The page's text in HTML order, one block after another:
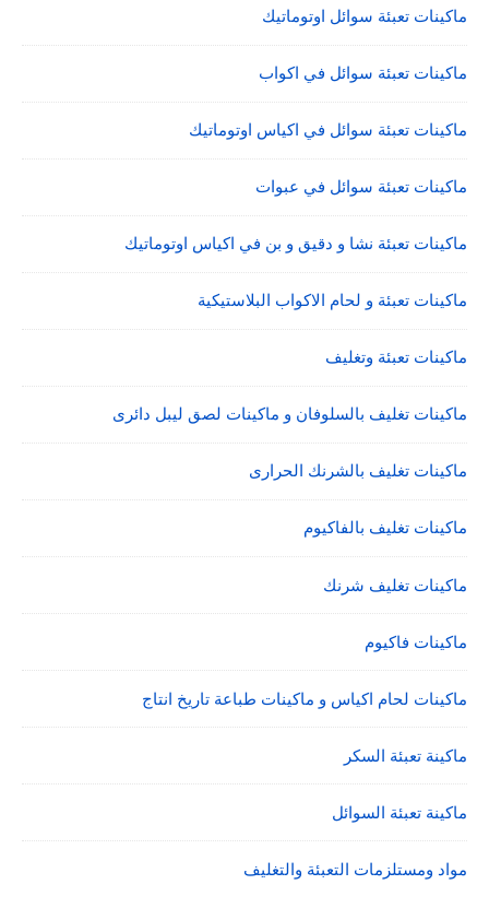
ماكينات تعبئة سوائل اوتوماتيك
ماكينات تعبئة سوائل في اكواب
ماكينات تعبئة سوائل في اكياس اوتوماتيك
ماكينات تعبئة سوائل في عبوات
ماكينات تعبئة نشا و دقيق و بن في اكياس اوتوماتيك
ماكينات تعبئة و لحام الاكواب البلاستيكية
ماكينات تعبئة وتغليف
ماكينات تغليف بالسلوفان و ماكينات لصق ليبل دائرى
ماكينات تغليف بالشرنك الحرارى
ماكينات تغليف بالفاكيوم
ماكينات تغليف شرنك
ماكينات فاكيوم
ماكينات لحام اكياس و ماكينات طباعة تاريخ انتاج
ماكينة تعبئة السكر
ماكينة تعبئة السوائل
مواد ومستلزمات التعبئة والتغليف